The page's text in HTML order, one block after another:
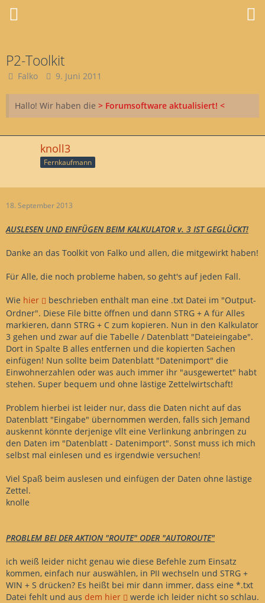
P2-Toolkit
Falko 9. Juni 2011
Hallo! Wir haben die > Forumsoftware aktualisiert! <
knoll3
Fernkaufmann
18. September 2013
AUSLESEN UND EINFÜGEN BEIM KALKULATOR v. 3 IST GEGLÜCKT!
Danke an das Toolkit von Falko und allen, die mitgewirkt haben!
Für Alle, die noch probleme haben, so geht's auf jeden Fall.
Wie hier
beschrieben enthält man eine .txt Datei im "Output-
Ordner". Diese File bitte öffnen und dann STRG + A für Alles
markieren, dann STRG + C zum kopieren. Nun in den Kalkulator
3 gehen und zwar auf die Tabelle / Datenblatt "Dateieingabe".
Dort in Spalte B alles entfernen und die kopierten Sachen
einfügen! Nun sollte beim Datenblatt "Datenimport" die
Einwohnerzahlen oder was auch immer ihr "ausgewertet" habt
stehen. Super bequem und ohne lästige Zettelwirtschaft!
Problem hierbei ist leider nur, dass die Daten nicht auf das
Datenblatt "Eingabe" übernommen werden, falls sich Jemand
auskennt könnte derjenige vllt eine Verlinkung anbringen zu
den Daten im "Datenblatt - Datenimport". Sonst muss ich mich
selbst mal einlesen und es irgendwie versuchen!
Viel Spaß beim auslesen und einfügen der Daten ohne lästige
Zettel.
knolle
PROBLEM BEI DER AKTION "ROUTE" ODER "AUTOROUTE"
ich weiß leider nicht genau wie diese Befehle zum Einsatz
kommen, einfach nur auswählen, in PII wechseln und STRG +
WIN + S drücken? Es heißt bei mir dann immer, dass eine *.txt
Datei fehlt und aus dem hier
werde ich leider nicht so schlau.